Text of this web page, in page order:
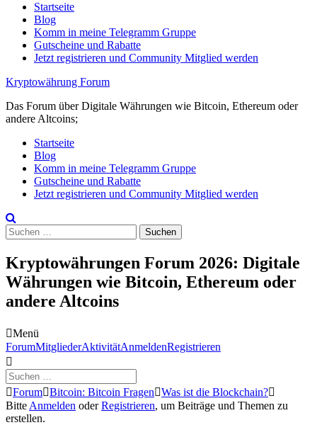
contentStartseite
Blog
Komm in meine Telegramm Gruppe
Gutscheine und Rabatte
Jetzt registrieren und Community Mitglied werden
Kryptowährung Forum
Das Forum über Digitale Währungen wie Bitcoin, Ethereum oder
andere Altcoins;
Startseite
Blog
Komm in meine Telegramm Gruppe
Gutscheine und Rabatte
Jetzt registrieren und Community Mitglied werden
Suchen
nach:
Kryptowährungen Forum 2026: Digitale
Währungen wie Bitcoin, Ethereum oder
andere Altcoins
Menü
Forum-
Navigation
ForumMitgliederAktivitätAnmeldenRegistrieren
Forum-
Breadcrumbs
-
Forum Bitcoin: Bitcoin Fragen
Was ist die Blockchain?
Bitte Anmelden oderRegistrieren, um Beiträge und Themen zu
erstellen.